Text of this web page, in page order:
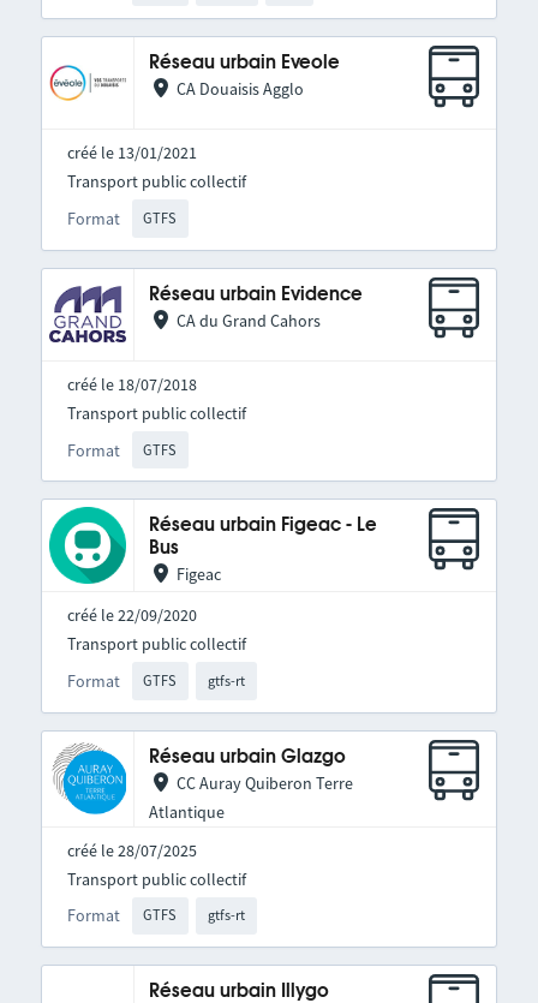
Réseau urbain Eveole
CA Douaisis Agglo
créé le 13/01/2021
Format GTFS
Transport public collectif
Réseau urbain Evidence
CA du Grand Cahors
créé le 18/07/2018
Format GTFS
Transport public collectif
Réseau urbain Figeac - Le
Bus
Figeac
créé le 22/09/2020
Format GTFS gtfs-rt
Transport public collectif
Réseau urbain Glazgo
CC Auray Quiberon Terre
Atlantique
créé le 28/07/2025
Format GTFS gtfs-rt
Transport public collectif
Réseau urbain Illygo